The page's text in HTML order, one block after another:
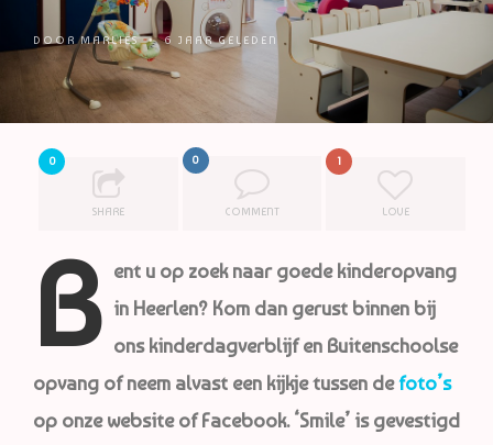
DOORMARLIES •6 JAAR GELEDEN
0
SHARE
0
COMMENT
1
LOVE
B ent u op zoek naar goede kinderopvang
in Heerlen? Kom dan gerust binnen bij
ons kinderdagverblijf en Buitenschoolse
opvang of neem alvast een kijkje tussen defoto’s
op onze website of Facebook. ‘Smile’ is gevestigd